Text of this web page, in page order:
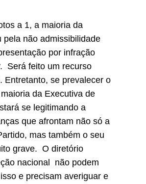
a 1, a maioria da
pela não admissibilidade
por infração
Será feito um recurso
Entretanto, se prevalecer o
da Executiva de
se legitimando a
que afrontam não só a
mas também o seu
grave. O diretório
nacional não podem
e precisam averiguar e